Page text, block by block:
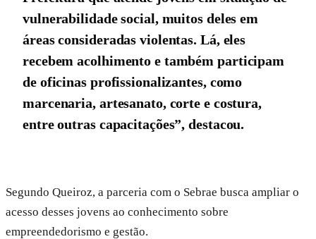
vulnerabilidade social, muitos deles em
áreas consideradas violentas. Lá, eles
recebem acolhimento e também participam
de oficinas profissionalizantes, como
marcenaria, artesanato, corte e costura,
entre outras capacitações”, destacou.
Segundo Queiroz, a parceria com o Sebrae busca ampliar o
acesso desses jovens ao conhecimento sobre
empreendedorismo e gestão.